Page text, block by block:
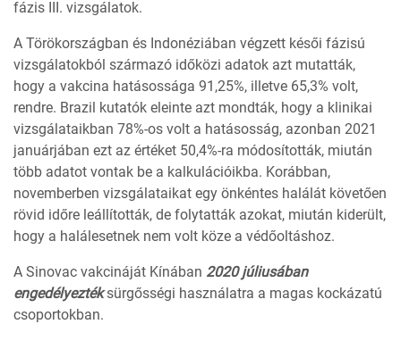
fázis III. vizsgálatok.
A Törökországban és Indonéziában végzett késői fázisú
vizsgálatokból származó időközi adatok azt mutatták,
hogy a vakcina hatásossága 91,25%, illetve 65,3% volt,
rendre. Brazil kutatók eleinte azt mondták, hogy a klinikai
vizsgálataikban 78%-os volt a hatásosság, azonban 2021
januárjában ezt az értéket 50,4%-ra módosították, miután
több adatot vontak be a kalkulációikba. Korábban,
novemberben vizsgálataikat egy önkéntes halálát követően
rövid időre leállították, de folytatták azokat, miután kiderült,
hogy a halálesetnek nem volt köze a védőoltáshoz.
A Sinovac vakcináját Kínában 2020 júliusában
engedélyeztéksürgősségi használatra a magas kockázatú
csoportokban.